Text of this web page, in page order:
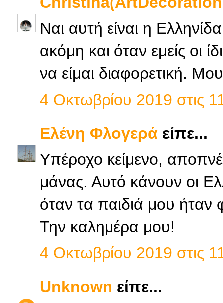
Ναι αυτή είναι η
ακόμη και όταν εμείς οι
να είμαι διαφορετική.
4 Οκτωβρίου 2019 στις
Ελένη Φλογερά είπε...
Υπέροχο κείμενο,
μάνας. Αυτό κάνουν οι
όταν τα παιδιά μου ήταν
Την καλημέρα μου!
4 Οκτωβρίου 2019 στις
Unknown είπε...